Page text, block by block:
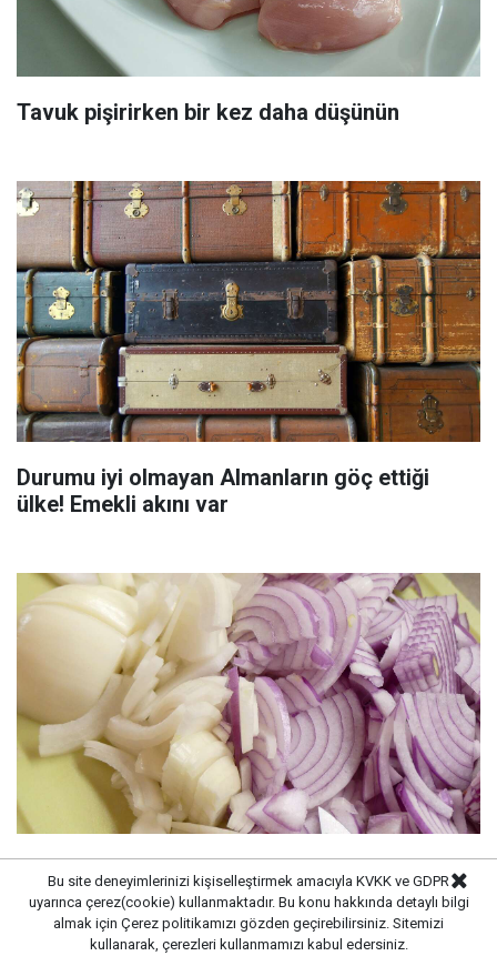
Tavuk pişirirken bir kez daha düşünün
Durumu iyi olmayan Almanların göç ettiği
ülke! Emekli akını var
İzmirli şef açıkladı: Eldeki soğan kokusunu
ortadan kaldıran aşçı sırrı
Bu site deneyimlerinizi kişiselleştirmek amacıyla KVKK ve GDPR
uyarınca çerez(cookie) kullanmaktadır. Bu konu hakkında detaylı bilgi
almak için Çerez politikamızı gözden geçirebilirsiniz. Sitemizi
kullanarak, çerezleri kullanmamızı kabul edersiniz.